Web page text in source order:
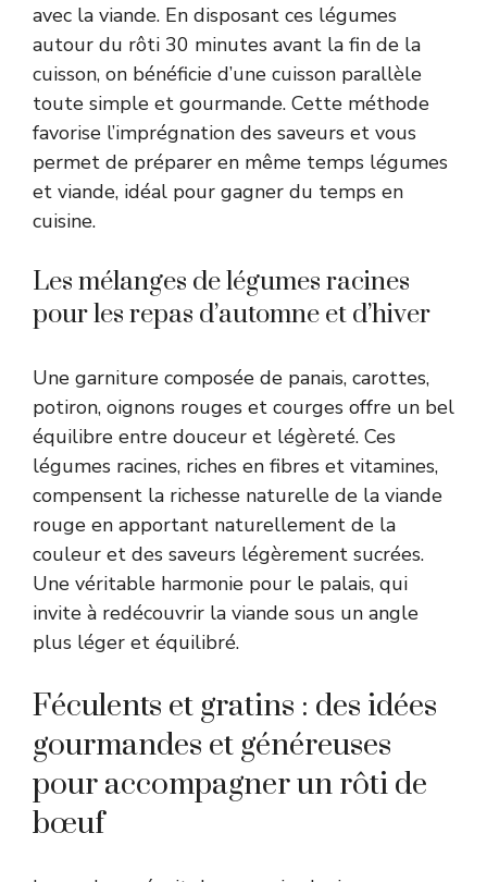
avec la viande. En disposant ces légumes
autour du rôti 30 minutes avant la fin de la
cuisson, on bénéficie d’une cuisson parallèle
toute simple et gourmande. Cette méthode
favorise l’imprégnation des saveurs et vous
permet de préparer en même temps légumes
et viande, idéal pour gagner du temps en
cuisine.
Les mélanges de légumes racines
pour les repas d’automne et d’hiver
Une garniture composée de panais, carottes,
potiron, oignons rouges et courges offre un bel
équilibre entre douceur et légèreté. Ces
légumes racines, riches en fibres et vitamines,
compensent la richesse naturelle de la viande
rouge en apportant naturellement de la
couleur et des saveurs légèrement sucrées.
Une véritable harmonie pour le palais, qui
invite à redécouvrir la viande sous un angle
plus léger et équilibré.
Féculents et gratins : des idées
gourmandes et généreuses
pour accompagner un rôti de
bœuf